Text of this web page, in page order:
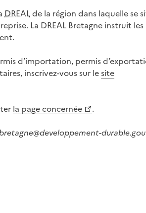
DREALde la région dans laquelle se
La DREAL Bretagne instruit les
d’importation, permis
inscrivez-vous sur lesite
la page concernée
.